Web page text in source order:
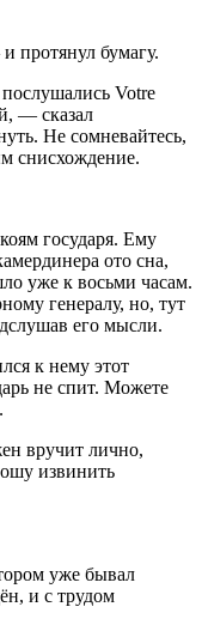
протянул бумагу.
Votre
— сказал
Не сомневайтесь,
снисхождение.
государя. Ему
ото сна,
уже к восьми часам.
генералу, но, тут
его мысли.
к нему этот
не спит. Можете
вручит лично,
извинить
уже бывал
и с трудом